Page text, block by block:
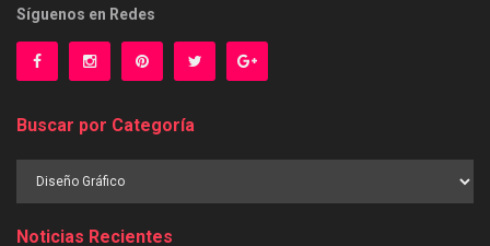
Síguenos en Redes
Buscar por Categoría
Noticias Recientes